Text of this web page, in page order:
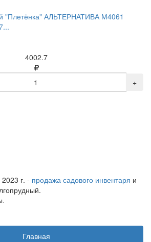
"Плетёнка" АЛЬТЕРНАТИВА М4061
4002.7
+
г. - продажа садового инвентаря и
Главная